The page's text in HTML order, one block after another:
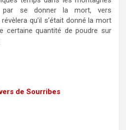
par se donner la mort, vers
qu’il s’était donné la mort
certaine quantité de poudre sur
de Sourribes